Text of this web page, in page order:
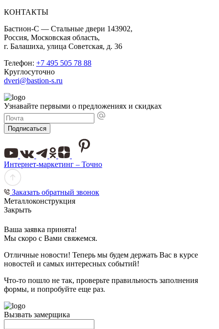
КОНТАКТЫ
Бастион-С — Стальные двери 143902,
Россия, Московская область,
г. Балашиха, улица Советская, д. 36
Телефон: +7 495 505 78 88
Круглосуточно
dveri@bastion-s.ru
Узнавайте первыми о предложениях и скидках
Подписаться
Интернет-маркетинг – Точно
Заказать обратный звонок
Металлоконструкция
Закрыть
Ваша заявка принята!
Мы скоро с Вами свяжемся.
Отличные новости! Теперь мы будем держать Вас в курсе
новостей и самых интересных событий!
Что-то пошло не так, проверьте правильность заполнения
формы, и попробуйте еще раз.
Вызвать замерщика